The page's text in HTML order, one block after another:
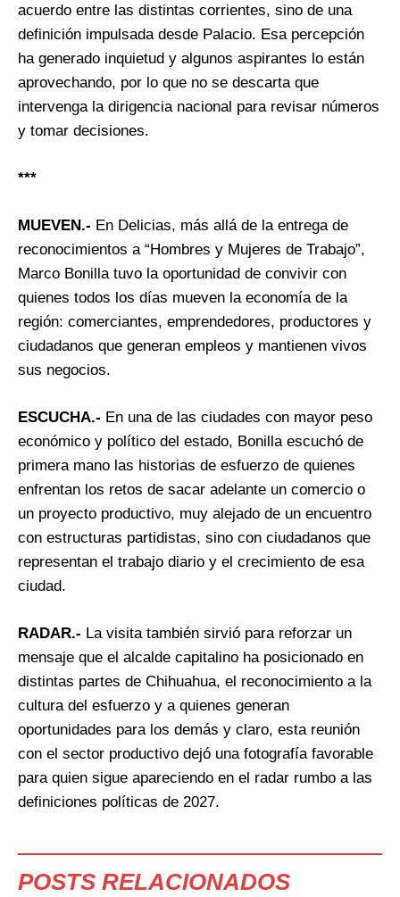
acuerdo entre las distintas corrientes, sino de una
definición impulsada desde Palacio. Esa percepción
ha generado inquietud y algunos aspirantes lo están
aprovechando, por lo que no se descarta que
intervenga la dirigencia nacional para revisar números
y tomar decisiones.
***
MUEVEN.- En Delicias, más allá de la entrega de
reconocimientos a “Hombres y Mujeres de Trabajo”,
Marco Bonilla tuvo la oportunidad de convivir con
quienes todos los días mueven la economía de la
región: comerciantes, emprendedores, productores y
ciudadanos que generan empleos y mantienen vivos
sus negocios.
ESCUCHA.- En una de las ciudades con mayor peso
económico y político del estado, Bonilla escuchó de
primera mano las historias de esfuerzo de quienes
enfrentan los retos de sacar adelante un comercio o
un proyecto productivo, muy alejado de un encuentro
con estructuras partidistas, sino con ciudadanos que
representan el trabajo diario y el crecimiento de esa
ciudad.
RADAR.- La visita también sirvió para reforzar un
mensaje que el alcalde capitalino ha posicionado en
distintas partes de Chihuahua, el reconocimiento a la
cultura del esfuerzo y a quienes generan
oportunidades para los demás y claro, esta reunión
con el sector productivo dejó una fotografía favorable
para quien sigue apareciendo en el radar rumbo a las
definiciones políticas de 2027.
POSTS RELACIONADOS